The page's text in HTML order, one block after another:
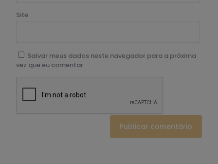
Site
Salvar meus dados neste navegador para a próxima
vez que eu comentar.